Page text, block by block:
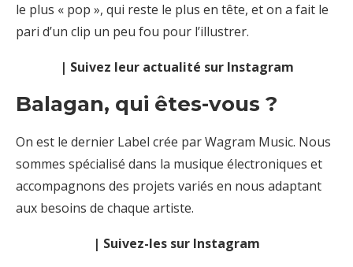
le plus « pop », qui reste le plus en tête, et on a fait le
pari d’un clip un peu fou pour l’illustrer.
| Suivez leur actualité sur Instagram
Balagan, qui êtes-vous ?
On est le dernier Label crée par Wagram Music. Nous
sommes spécialisé dans la musique électroniques et
accompagnons des projets variés en nous adaptant
aux besoins de chaque artiste.
| Suivez-les sur Instagram